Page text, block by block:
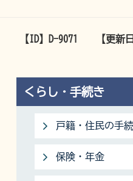
【ID】 D-9071 【更新
くらし・手続き
戸籍・住民の手
保険・年金